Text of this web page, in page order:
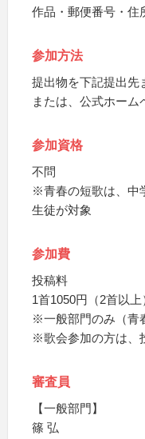
作品・郵便番号・住
参加方法
提出物を下記提出先
または、公式ホー
参加資格
不問
※青春の短歌は、中
生徒が対象
参加費
投稿料
1首1050円（2首以上
※一般部門のみ（青
※歌会参加の方は、
審査員
【一般部門】
篠 弘